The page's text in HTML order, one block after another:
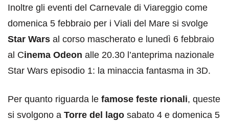
Inoltre gli eventi del Carnevale di Viareggio come
domenica 5 febbraio per i Viali del Mare si svolge
Star Wars al corso mascherato e lunedì 6 febbraio
al Cinema Odeon alle 20.30 l’anteprima nazionale
Star Wars episodio 1: la minaccia fantasma in 3D.
Per quanto riguarda le famose feste rionali, queste
si svolgono a Torre del lago sabato 4 e domenica 5